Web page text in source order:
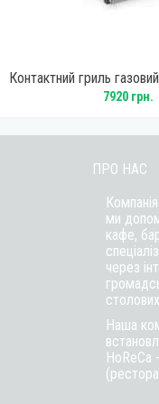
Контактний гриль
7920 грн.
ПРО НАС
ми
кафе,
через
Наша
HoReCa